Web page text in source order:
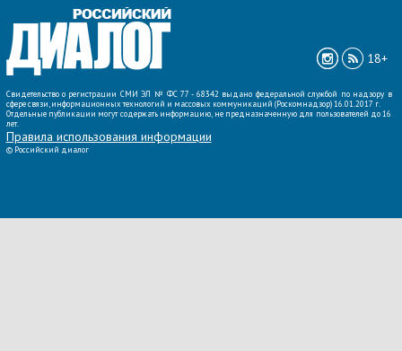
ВСЕ НОВОСТИ »
18+
Свидетельство о регистрации СМИ ЭЛ № ФС 77 - 68342 выдано федеральной службой по надзору в
сфере связи, информационных технологий и массовых коммуникаций (Роскомнадзор) 16.01.2017 г.
Отдельные публикации могут содержать информацию, не предназначенную для пользователей до 16
лет.
Правила использования информации
© Российский диалог